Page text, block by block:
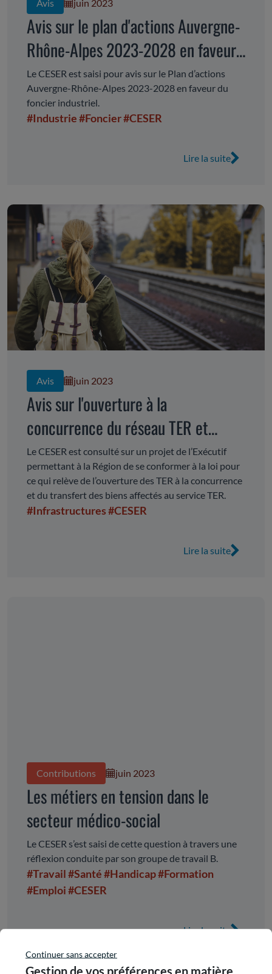
Avis juin 2023
Avis sur le plan d'actions Auvergne-
Rhône-Alpes 2023-2028 en faveur
du foncier industriel
Le CESER est saisi pour avis sur le Plan d’actions
Auvergne-Rhône-Alpes 2023-2028 en faveur du
foncier industriel.
#Industrie#Foncier#CESER
Lire la suite
Avis juin 2023
Avis sur l'ouverture à la
concurrence du réseau TER et
reprise en pleine propriété des
biens affectés au service TER
Le CESER est consulté sur un projet de l’Exécutif
permettant à la Région de se conformer à la loi pour
ce qui relève de l’ouverture des TER à la concurrence
et du transfert des biens affectés au service TER.
#Infrastructures#CESER
Lire la suite
Contributions juin 2023
Les métiers en tension dans le
secteur médico-social
Le CESER s’est saisi de cette question à travers une
réflexion conduite par son groupe de travail B.
#Travail#Santé#Handicap#Formation
#Emploi#CESER
Lire la suite
Continuer sans accepter
Gestion de vos préférences en matière